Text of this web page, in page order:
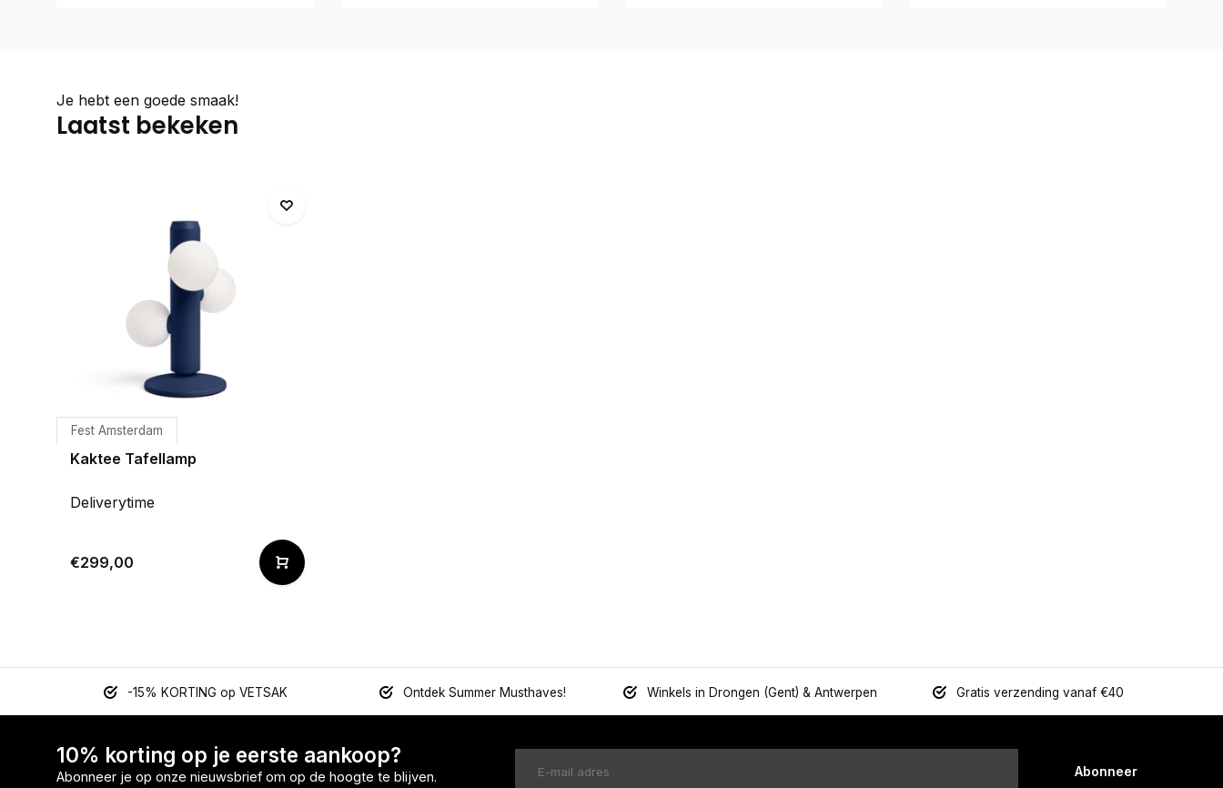
Je hebt een goede smaak!
Laatst bekeken
Fest Amsterdam
Kaktee Tafellamp
Deliverytime
€299,00
-15% KORTING op VETSAK Ontdek Summer Musthaves! Winkels in Drongen (Gent) & Antwerpen Gratis verzending vanaf €40
10% korting op je eerste aankoop?
Abonneer je op onze nieuwsbrief om op de hoogte te blijven. Abonneer